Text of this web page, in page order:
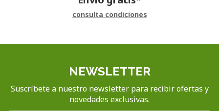
consulta condiciones
NEWSLETTER
Suscríbete a nuestro newsletter para recibir ofertas y
novedades exclusivas.